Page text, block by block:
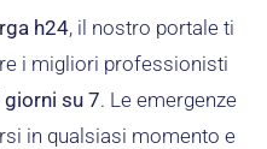
h24, il nostro portale ti
i migliori professionisti
su 7. Le emergenze
in qualsiasi momento e